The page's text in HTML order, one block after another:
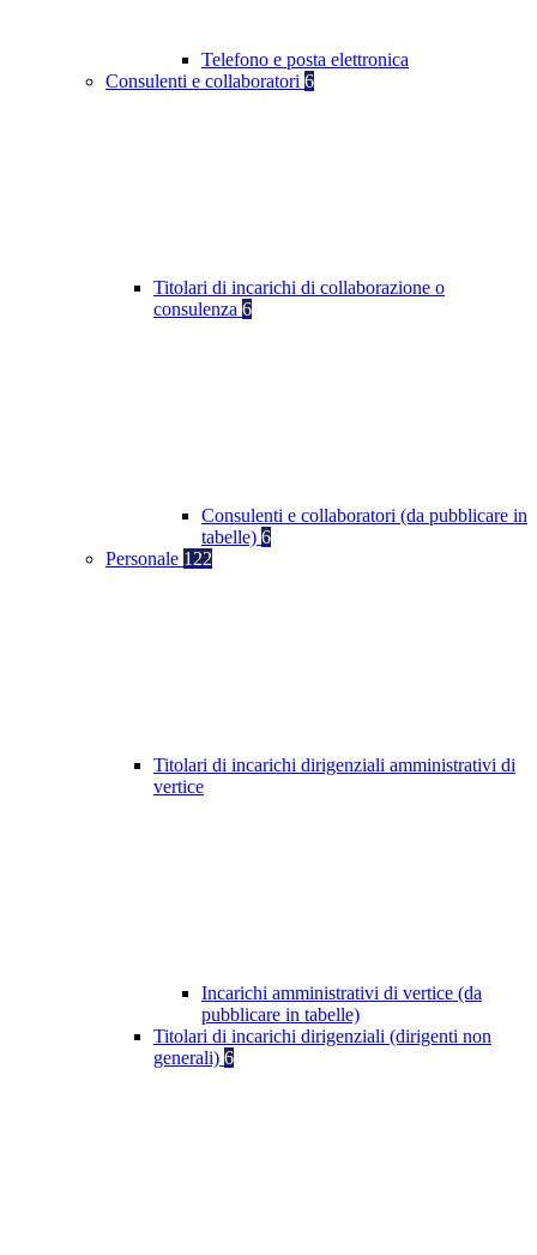
Telefono e posta elettronica
Consulenti e collaboratori 6
Titolari di incarichi di collaborazione o
consulenza 6
Consulenti e collaboratori (da pubblicare in
tabelle) 6
Personale 122
Titolari di incarichi dirigenziali amministrativi di
vertice
Incarichi amministrativi di vertice (da
pubblicare in tabelle)
Titolari di incarichi dirigenziali (dirigenti non
generali) 6